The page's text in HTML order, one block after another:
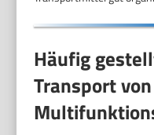
Häufig
Transport von